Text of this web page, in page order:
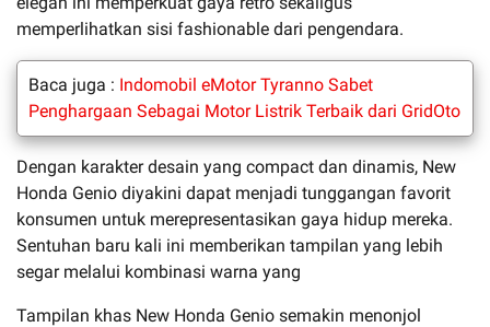
memperlihatkan sisi fashionable dari pengendara.
Baca juga : Indomobil eMotor Tyranno Sabet
Penghargaan Sebagai Motor Listrik Terbaik dari GridOto
Dengan karakter desain yang compact dan dinamis, New
Honda Genio diyakini dapat menjadi tunggangan favorit
konsumen untuk merepresentasikan gaya hidup mereka.
Sentuhan baru kali ini memberikan tampilan yang lebih
segar melalui kombinasi warna yang
Tampilan khas New Honda Genio semakin menonjol